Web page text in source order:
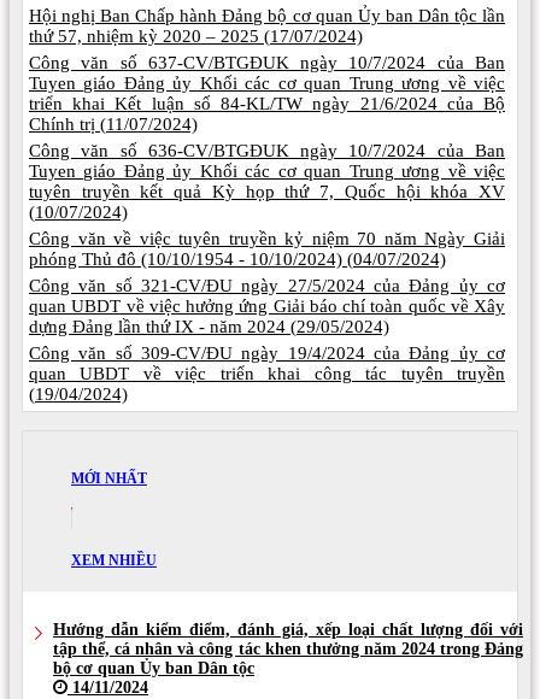
Hội nghị Ban Chấp hành Đảng bộ cơ quan Ủy ban Dân tộc lần
thứ 57, nhiệm kỳ 2020 – 2025 (17/07/2024)
Công văn số 637-CV/BTGĐUK ngày 10/7/2024 của Ban
Tuyen giáo Đảng ủy Khối các cơ quan Trung ương về việc
triển khai Kết luận số 84-KL/TW ngày 21/6/2024 của Bộ
Chính trị (11/07/2024)
Công văn số 636-CV/BTGĐUK ngày 10/7/2024 của Ban
Tuyen giáo Đảng ủy Khối các cơ quan Trung ương về việc
tuyên truyền kết quả Kỳ họp thứ 7, Quốc hội khóa XV
(10/07/2024)
Công văn về việc tuyên truyền kỷ niệm 70 năm Ngày Giải
phóng Thủ đô (10/10/1954 - 10/10/2024) (04/07/2024)
Công văn số 321-CV/ĐU ngày 27/5/2024 của Đảng ủy cơ
quan UBDT về việc hưởng ứng Giải báo chí toàn quốc về Xây
dựng Đảng lần thứ IX - năm 2024 (29/05/2024)
Công văn số 309-CV/ĐU ngày 19/4/2024 của Đảng ủy cơ
quan UBDT về việc triển khai công tác tuyên truyền
(19/04/2024)
MỚI NHẤT
XEM NHIỀU
Hướng dẫn kiểm điểm, đánh giá, xếp loại chất lượng đối với
tập thể, cá nhân và công tác khen thưởng năm 2024 trong Đảng
bộ cơ quan Ủy ban Dân tộc
14/11/2024